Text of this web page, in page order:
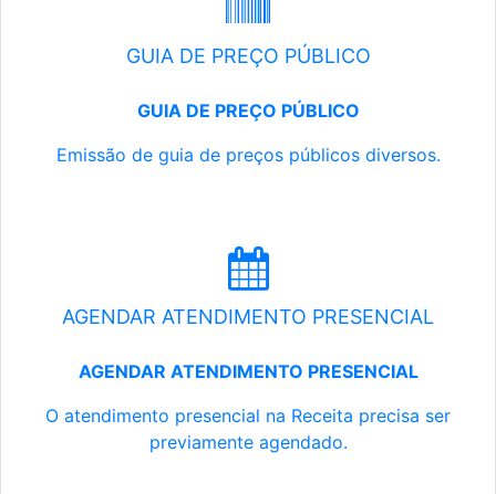
GUIA DE PREÇO PÚBLICO
GUIA DE PREÇO PÚBLICO
Emissão de guia de preços públicos diversos.
AGENDAR ATENDIMENTO PRESENCIAL
AGENDAR ATENDIMENTO PRESENCIAL
O atendimento presencial na Receita precisa ser
previamente agendado.